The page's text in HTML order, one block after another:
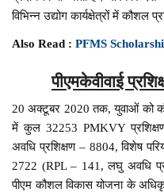
विभिन्न उद्योग कार्यक्षेत्रों में कौशल
Also Read :PFMS
पीएमकेवीवाई
20 अक्टूबर 2020 तक, युवाओं को
में कुल 32253 PMKVY
अवधि प्रशिक्षण – 8804, विशेष
2722 (RPL – 141, लघु अवधि
पीएम कौशल विकास योजना के अधिकृत